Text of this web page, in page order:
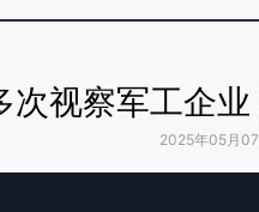
次视察军工企
2025年05月